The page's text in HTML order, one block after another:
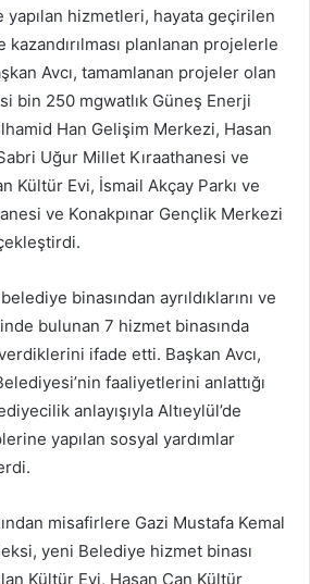
yapılan hizmetleri, hayata geçirilen
kazandırılması planlanan projelerle
Avcı, tamamlanan projeler olan
bin 250 mgwatlık Güneş Enerji
Han Gelişim Merkezi, Hasan
Uğur Millet Kıraathanesi ve
Kültür Evi, İsmail Akçay Parkı ve
ve Konakpınar Gençlik Merkezi
binasından ayrıldıklarını ve
bulunan 7 hizmet binasında
ifade etti. Başkan Avcı,
faaliyetlerini anlattığı
anlayışıyla Altıeylül’de
yapılan sosyal yardımlar
misafirlere Gazi Mustafa Kemal
yeni Belediye hizmet binası
Kültür Evi, Hasan Can Kültür